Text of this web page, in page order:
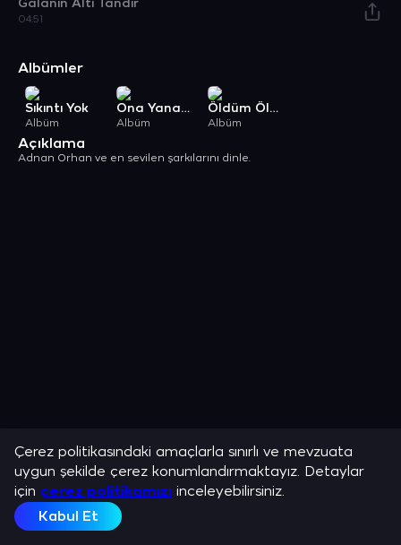
Galanın Altı Tandır
04:51
Albümler
Sıkıntı Yok
Albüm
Ona Yanarım
Albüm
Öldüm Öldüm (feat. Latif Doğan)
Albüm
Açıklama
Adnan Orhan ve en sevilen şarkılarını dinle.
Çerez politikasındaki amaçlarla sınırlı ve mevzuata
uygun şekilde çerez konumlandırmaktayız. Detaylar
için çerez politikamızı inceleyebilirsiniz.
Kabul Et